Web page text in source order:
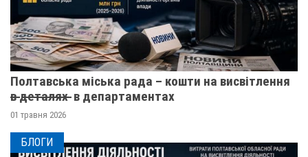
Полтавська міська рада – кошти на висвітлення
в̶ ̶д̶е̶т̶а̶л̶я̶х̶ ̶ в департаментах
01 травня 2026
БЛОГИ